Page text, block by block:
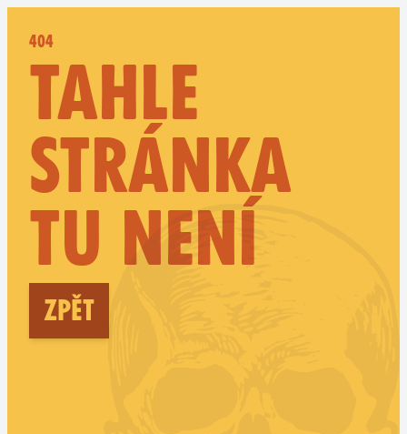
404
TAHLE
STRÁNKA
TU NENÍ
Zpět